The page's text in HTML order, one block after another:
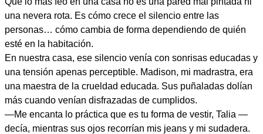
una nevera rota. Es cómo crece el silencio entre las
personas… cómo cambia de forma dependiendo de quién
esté en la habitación.
En nuestra casa, ese silencio venía con sonrisas educadas y
una tensión apenas perceptible. Madison, mi madrastra, era
una maestra de la crueldad educada. Sus puñaladas dolían
más cuando venían disfrazadas de cumplidos.
—Me encanta lo práctica que es tu forma de vestir, Talia —
decía, mientras sus ojos recorrían mis jeans y mi sudadera.